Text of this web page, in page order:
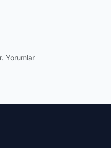
Yorumlar